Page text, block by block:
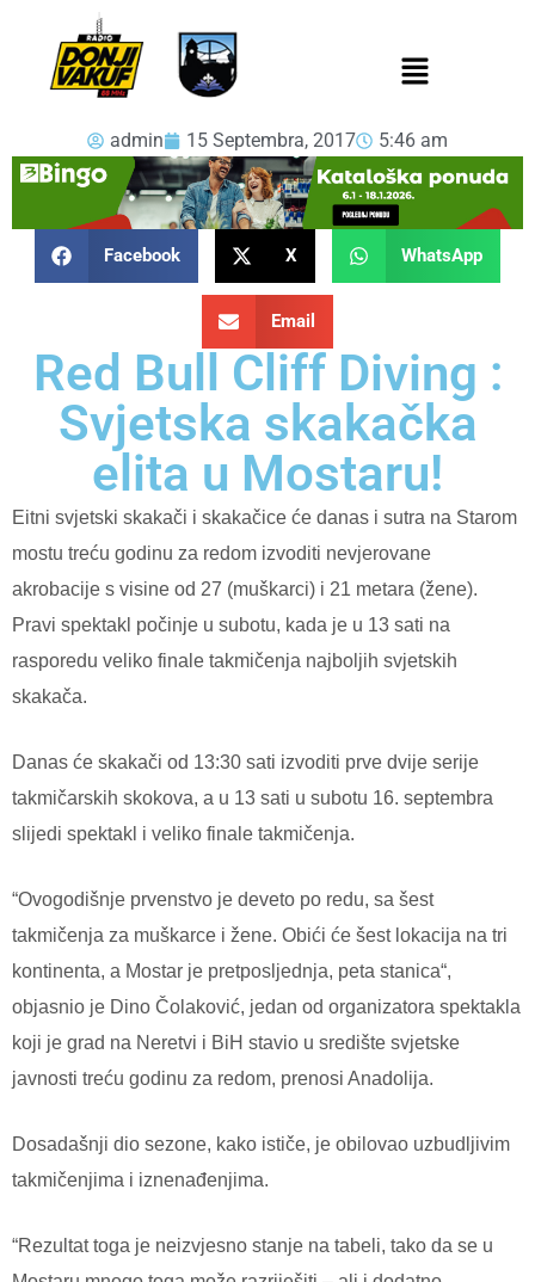
admin 15 Septembra, 2017 5:46 am
Facebook X WhatsApp
Email
Red Bull Cliff Diving :
Svjetska skakačka
elita u Mostaru!
Eitni svjetski skakači i skakačice će danas i sutra na Starom
mostu treću godinu za redom izvoditi nevjerovane
akrobacije s visine od 27 (muškarci) i 21 metara (žene).
Pravi spektakl počinje u subotu, kada je u 13 sati na
rasporedu veliko finale takmičenja najboljih svjetskih
skakača.
Danas će skakači od 13:30 sati izvoditi prve dvije serije
takmičarskih skokova, a u 13 sati u subotu 16. septembra
slijedi spektakl i veliko finale takmičenja.
“Ovogodišnje prvenstvo je deveto po redu, sa šest
takmičenja za muškarce i žene. Obići će šest lokacija na tri
kontinenta, a Mostar je pretposljednja, peta stanica“,
objasnio je Dino Čolaković, jedan od organizatora spektakla
koji je grad na Neretvi i BiH stavio u središte svjetske
javnosti treću godinu za redom, prenosi Anadolija.
Dosadašnji dio sezone, kako ističe, je obilovao uzbudljivim
takmičenjima i iznenađenjima.
“Rezultat toga je neizvjesno stanje na tabeli, tako da se u